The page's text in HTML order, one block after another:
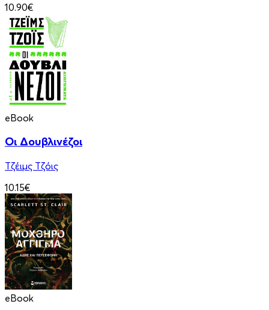
10.90€
eBook
Οι Δουβλινέζοι
Τζέιμς Τζόις
10.15€
eBook